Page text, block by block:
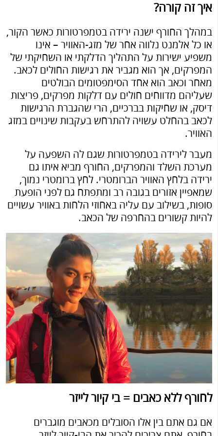
איך זה קורה?
במהלך החורף ישנה ירידה בטמפרטורות כאשר הקור,
או כל אלמנט נלווה אחר של מזג-האוויר – אינו
משפיע ישירות על התהליך הדלקתי או השחיקתי של
המפרקים, אך הוא מגביר את רגישות החולים לכאב.
מאחר וכאב הוא אחד הסימפטומים הבולטים
שעליהם מדווחים חולים עם דלקות מפרקים, פריצות
דיסק, או שחיקות בברכיים, הרי שהגברת הרגישות
לכאב בהחלט עשויה להתרחש בעקבות שינויים במזג
האוויר.
מעבר לירידה בטמפרטורות שגם לה השפעה על
מערכת השלד והמפרקים, החורף מביא איתו גם
ירידה בלחץ האוויר הברומטרי. לחץ ברומטרי נמוך,
שמאפיין אזורים בגובה רב ומתפתח גם לפני הופעת
סופות, בשילוב עם עליה באחוזי הלחות באוויר עשויים
להיות קשורים בהחרפה של הכאב.
לחורף ללא כאבים = בי קיור לייזר
אם גם אתם בין אלו הסובלים מכאבים מוגברים